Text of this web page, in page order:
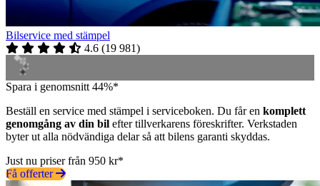
Bilservice med stämpel
4.6 (19 981)
Spara i genomsnitt 44%*
Beställ en service med stämpel i serviceboken. Du får en komplett
genomgång av din bil efter tillverkarens föreskrifter. Verkstaden
byter ut alla nödvändiga delar så att bilens garanti skyddas.
Just nu priser från 950 kr*
Få offerter